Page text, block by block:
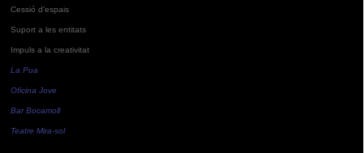
Cessió d'espais
Suport a les entitats
Impuls a la creativitat
La Pua
Oficina Jove
Bar Bocamoll
Teatre Mira-sol